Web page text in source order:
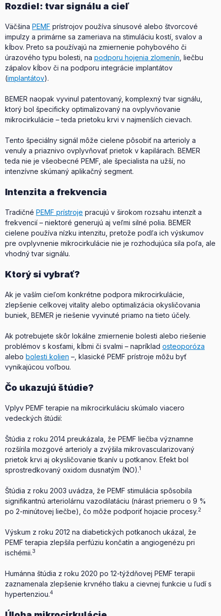
Rozdiel: tvar signálu a cieľ
Väčšina PEMF prístrojov používa sínusové alebo štvorcové
impulzy a primárne sa zameriava na stimuláciu kostí, svalov a
kĺbov. Preto sa používajú na zmiernenie pohybového či
úrazového typu bolesti, na podporu hojenia zlomenín , liečbu
zápalov kĺbov či na podporu integrácie implantátov
(implantátov).
BEMER naopak vyvinul patentovaný, komplexný tvar signálu,
ktorý bol špecificky optimalizovaný na ovplyvňovanie
mikrocirkulácie – teda prietoku krvi v najmenších cievach.
Tento špeciálny signál môže cielene pôsobiť na arterioly a
venuly a priaznivo ovplyvňovať prietok v kapilárach. BEMER
teda nie je všeobecné PEMF, ale špecialista na užší, no
intenzívne skúmaný aplikačný segment.
Intenzita a frekvencia
Tradičné PEMF prístroje pracujú v širokom rozsahu intenzít a
frekvencií – niektoré generujú aj veľmi silné polia. BEMER
cielene používa nízku intenzitu, pretože podľa ich výskumov
pre ovplyvnenie mikrocirkulácie nie je rozhodujúca sila poľa, ale
vhodný tvar signálu.
Ktorý si vybrať?
Ak je vaším cieľom konkrétne podpora mikrocirkulácie,
zlepšenie celkovej vitality alebo optimalizácia okysličovania
buniek, BEMER je riešenie vyvinuté priamo na tieto účely.
Ak potrebujete skôr lokálne zmiernenie bolesti alebo riešenie
problémov s kosťami, kĺbmi či svalmi – napríklad osteoporóza
alebo bolesti kolien –, klasické PEMF prístroje môžu byť
vynikajúcou voľbou.
Čo ukazujú štúdie?
Vplyv PEMF terapie na mikrocirkuláciu skúmalo viacero
vedeckých štúdií:
Štúdia z roku 2014 preukázala, že PEMF liečba významne
rozšírila mozgové arterioly a zvýšila mikrovascularizovaný
prietok krvi aj okysličovanie tkanív u potkanov. Efekt bol
sprostredkovaný oxidom dusnatým (NO).1
Štúdia z roku 2003 uvádza, že PEMF stimulácia spôsobila
signifikantnú arteriolárnu vazodilatáciu (nárast priemeru o 9 %
po 2-minútovej liečbe), čo môže podporiť hojacie procesy.2
Výskum z roku 2012 na diabetických potkanoch ukázal, že
PEMF terapia zlepšila perfúziu končatín a angiogenézu pri
ischémii.3
Humánna štúdia z roku 2020 po 12-týždňovej PEMF terapii
zaznamenala zlepšenie krvného tlaku a cievnej funkcie u ľudí s
hypertenziou.4